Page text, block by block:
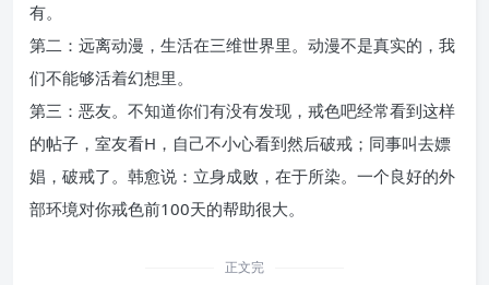
有。
第二：远离动漫，生活在三维世界里。动漫不是真实的，我
们不能够活着幻想里。
第三：恶友。不知道你们有没有发现，戒色吧经常看到这样
的帖子，室友看H，自己不小心看到然后破戒；同事叫去嫖
娼，破戒了。韩愈说：立身成败，在于所染。一个良好的外
部环境对你戒色前100天的帮助很大。
正文完